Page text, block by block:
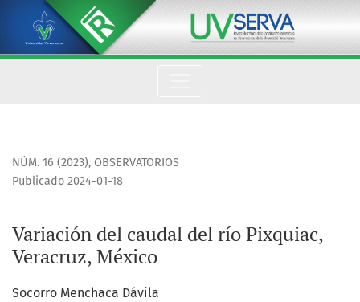
Variación del caudal del río Pixquiac, Veracruz, México
NÚM. 16 (2023), OBSERVATORIOS
Variación del caudal del río Pixquiac,
Veracruz, México
Publicado 2024-01-18
Socorro Menchaca Dávila